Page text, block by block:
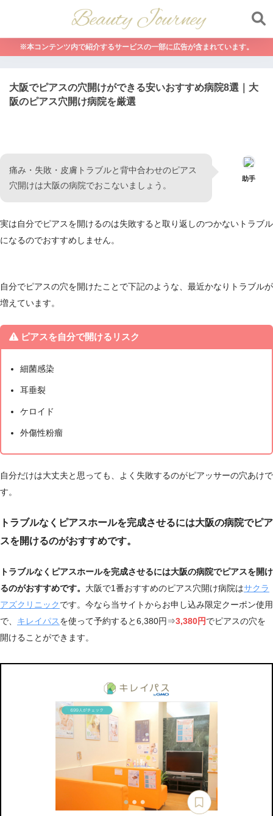
※本コンテンツ内で紹介するサービスの一部に広告が含まれています。
大阪でピアスの穴開けができる安いおすすめ病院8選｜大
阪のピアス穴開け病院を厳選
痛み・失敗・皮膚トラブルと背中合わせのピアス
穴開けは大阪の病院でおこないましょう。
助手
実は自分でピアスを開けるのは失敗すると取り返しのつかないトラブル
になるのでおすすめしません。
自分でピアスの穴を開けたことで下記のような、最近かなりトラブルが
増えています。
ピアスを自分で開けるリスク
細菌感染
耳垂裂
ケロイド
外傷性粉瘤
自分だけは大丈夫と思っても、よく失敗するのがピアッサーの穴あけで
す。
トラブルなくピアスホールを完成させるには大阪の病院でピア
スを開けるのがおすすめです。
トラブルなくピアスホールを完成させるには大阪の病院でピアスを開け
るのがおすすめです。 大阪で1番おすすめのピアス穴開け病院はサクラ
アズクリニックです。今なら当サイトからお申し込み限定クーポン使用
で、 キレイパスを使って予約すると6,380円⇒3,380円でピアスの穴を
開けることができます。